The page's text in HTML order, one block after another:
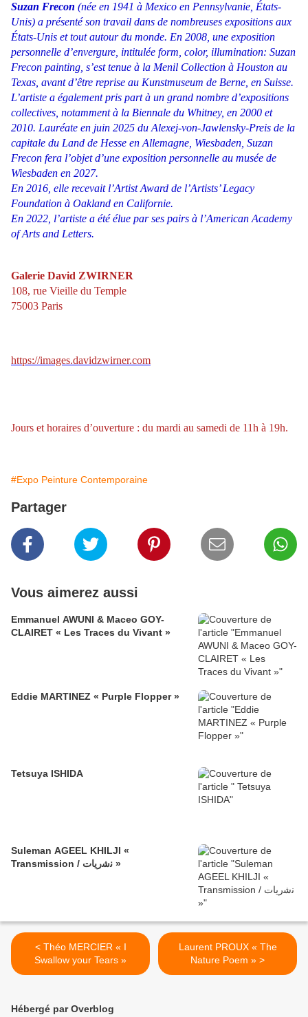
Suzan Frecon (née en 1941 à Mexico en Pennsylvanie, États-
Unis) a présenté son travail dans de nombreuses expositions aux
États-Unis et tout autour du monde. En 2008, une exposition
personnelle d’envergure, intitulée form, color, illumination: Suzan
Frecon painting, s’est tenue à la Menil Collection à Houston au
Texas, avant d’être reprise au Kunstmuseum de Berne, en Suisse.
L’artiste a également pris part à un grand nombre d’expositions
collectives, notamment à la Biennale du Whitney, en 2000 et
2010. Lauréate en juin 2025 du Alexej-von-Jawlensky-Preis de la
capitale du Land de Hesse en Allemagne, Wiesbaden, Suzan
Frecon fera l’objet d’une exposition personnelle au musée de
Wiesbaden en 2027.
En 2016, elle recevait l’Artist Award de l’Artists’ Legacy
Foundation à Oakland en Californie.
En 2022, l’artiste a été élue par ses pairs à l’American Academy
of Arts and Letters.
Galerie David ZWIRNER
108, rue Vieille du Temple
75003 Paris
https://images.davidzwirner.com
Jours et horaires d’ouverture : du mardi au samedi de 11h à 19h.
#Expo Peinture Contemporaine
Partager
Vous aimerez aussi
Emmanuel AWUNI & Maceo GOY-
CLAIRET « Les Traces du Vivant »
Eddie MARTINEZ « Purple Flopper »
Tetsuya ISHIDA
Suleman AGEEL KHILJI «
Transmission / ﻧﺷرﯾﺎت »
< Théo MERCIER « I
Swallow your Tears »
Laurent PROUX « The
Nature Poem » >
Hébergé par Overblog